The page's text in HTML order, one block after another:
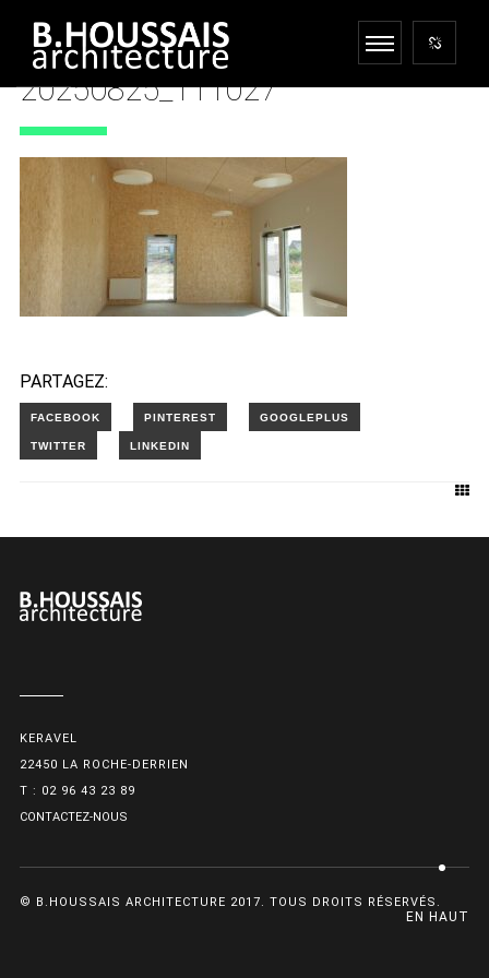
20250825_111027
PARTAGEZ:
KERAVEL
22450 LA ROCHE-DERRIEN
T : 02 96 43 23 89
CONTACTEZ-NOUS
© B.HOUSSAIS ARCHITECTURE 2017. TOUS DROITS RÉSERVÉS.
EN HAUT